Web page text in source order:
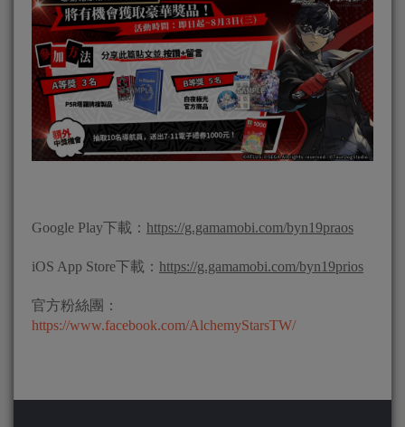
Google Play下載： https://g.gamamobi.com/byn19praos
iOS App Store下載： https://g.gamamobi.com/byn19prios
官方粉絲團：
https://www.facebook.com/AlchemyStarsTW/